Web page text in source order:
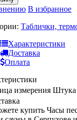
В избранное
Таблички,
Характеристики
Доставка
Оплата
измерения Штука
купить Часы